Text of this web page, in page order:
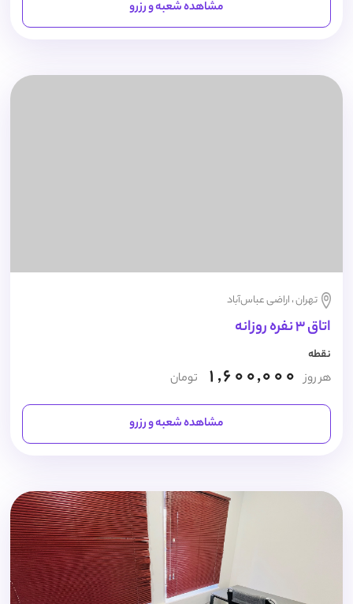
مشاهده شعبه و رزرو
تهران ، اراضی عباس‌آباد
اتاق 3 نفره روزانه
نقطه
هر روز 1,600,000 تومان
مشاهده شعبه و رزرو